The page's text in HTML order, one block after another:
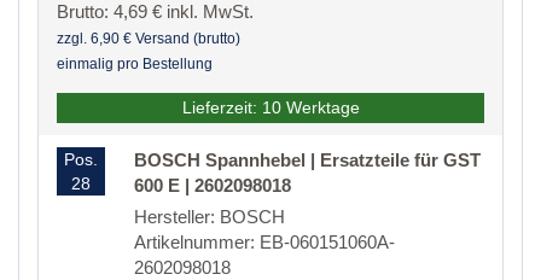
Brutto: 4,69 € inkl. MwSt.
zzgl. 6,90 € Versand (brutto)
einmalig pro Bestellung
Lieferzeit: 10 Werktage
Pos.
28
BOSCH Spannhebel | Ersatzteile für GST
600 E | 2602098018
Hersteller: BOSCH
Artikelnummer: EB-060151060A-
2602098018